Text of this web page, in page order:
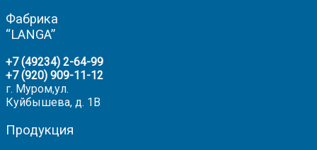
Фабрика
“LANGA”
+7 (49234) 2-64-99
+7 (920) 909-11-12
г. Муром,ул.
Куйбышева, д. 1В
Продукция